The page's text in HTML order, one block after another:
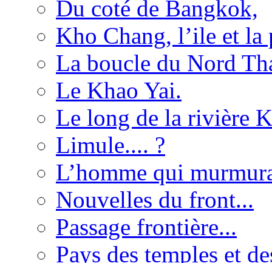
Du coté de Bangkok,
Kho Chang, l’ile et la
La boucle du Nord
Le Khao Yai.
Le long de la rivière
Limule.... ?
L’homme qui
Nouvelles du front...
Passage frontière...
Pays des temples et